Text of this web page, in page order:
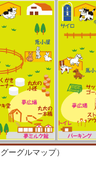
ーグルマップ）